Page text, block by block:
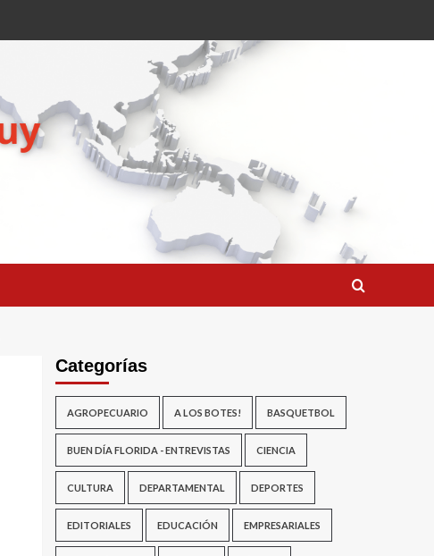
Categorías
AGROPECUARIO A LOS BOTES! BASQUETBOL
BUEN DÍA FLORIDA - ENTREVISTAS CIENCIA
CULTURA DEPARTAMENTAL DEPORTES
EDITORIALES EDUCACIÓN EMPRESARIALES